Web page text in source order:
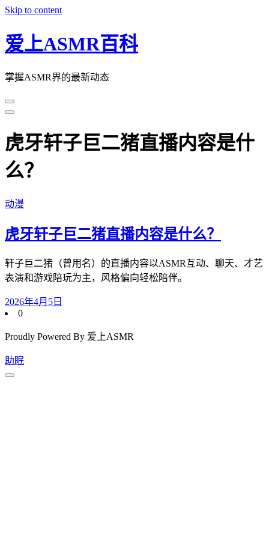
Skip to content
爱上ASMR百科
掌握ASMR界的最新动态
虎牙轩子巨二猪直播内容是什
么？
动漫
虎牙轩子巨二猪直播内容是什么？
轩子巨二猪（曾用名）的直播内容以ASMR互动、聊天、才艺
表演和游戏陪玩为主，风格偏向轻松陪伴。
2026年4月5日
0
Proudly Powered By 爱上ASMR
助眠